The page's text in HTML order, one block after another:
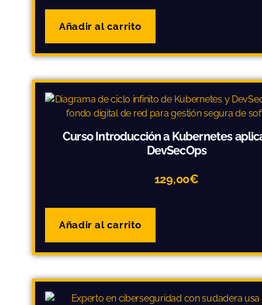
Añadir al carrito
Curso Introducción a Kubernetes
DevSecOps
129,00€
Añadir al carrito